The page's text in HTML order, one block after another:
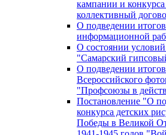
кампании и
коллективный
О подведении
информационной
О состоянии
"Самарский
О подведении
Всероссийского
"Профсоюзы в
Постановление "О
конкурса детских
Победы в Великой